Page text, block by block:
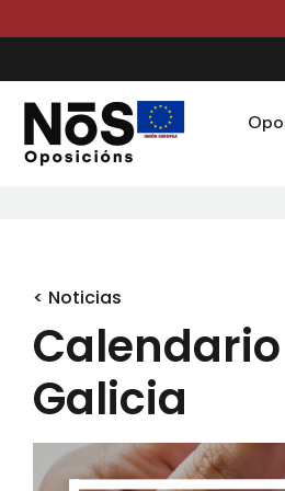
< Noticias
Galicia